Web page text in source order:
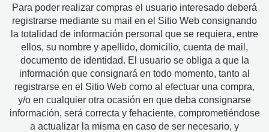
Para poder realizar compras el usuario interesado deberá
registrarse mediante su mail en el Sitio Web consignando
la totalidad de información personal que se requiera, entre
ellos, su nombre y apellido, domicilio, cuenta de mail,
documento de identidad. El usuario se obliga a que la
información que consignará en todo momento, tanto al
registrarse en el Sitio Web como al efectuar una compra,
y/o en cualquier otra ocasión en que deba consignarse
información, será correcta y fehaciente, comprometiéndose
a actualizar la misma en caso de ser necesario, y